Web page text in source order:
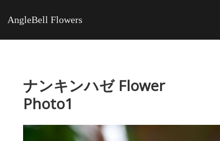
AngleBell Flowers
ナンキンハゼ Flower
Photo1